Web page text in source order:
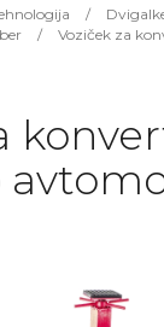
/
/
Voziček za